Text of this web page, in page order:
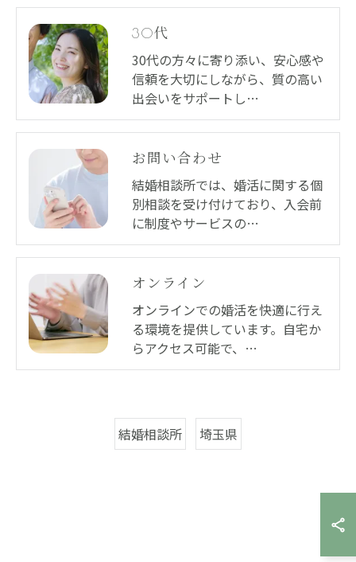
30代
30代の方々に寄り添い、安心感や
信頼を大切にしながら、質の高い
出会いをサポートし…
お問い合わせ
結婚相談所では、婚活に関する個
別相談を受け付けており、入会前
に制度やサービスの…
オンライン
オンラインでの婚活を快適に行え
る環境を提供しています。自宅か
らアクセス可能で、…
結婚相談所 埼玉県